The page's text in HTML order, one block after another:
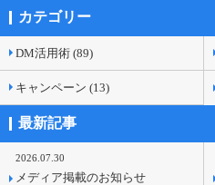
カテゴリー
DM活用術 (89)
キャンペーン (13)
最新記事
2026.07.30
メディア掲載のお知らせ